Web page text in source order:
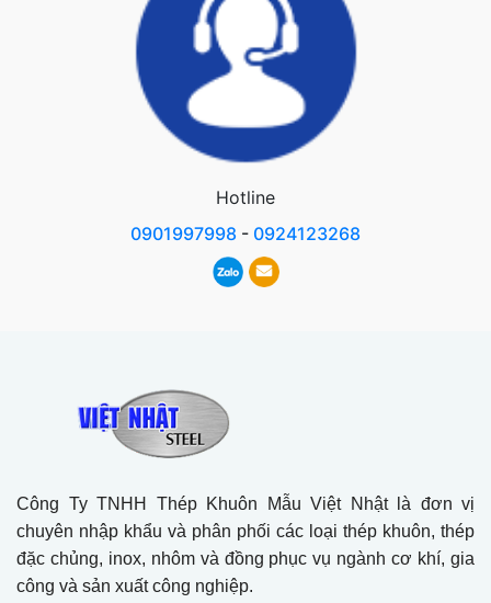
Hotline
0901997998 - 0924123268
Công Ty TNHH Thép Khuôn Mẫu Việt Nhật là đơn vị
chuyên nhập khẩu và phân phối các loại thép khuôn, thép
đặc chủng, inox, nhôm và đồng phục vụ ngành cơ khí, gia
công và sản xuất công nghiệp.